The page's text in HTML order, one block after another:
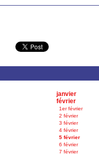
janvier
février
1er février
2 février
3 février
4 février
5 février
6 février
7 février